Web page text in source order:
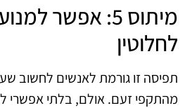
מיתוס 5: אפשר
לחלוטין
תפיסה זו גורמת לאנשים לחשוב
מהתקפי זעם. אולם, בלתי אפשרי